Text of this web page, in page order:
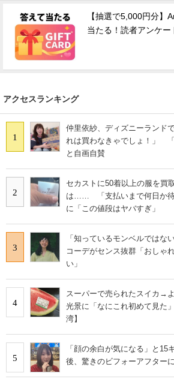
【抽選で5,000円分】
当たる！読者アンケー
アクセスランキング
1
仲里依紗、ディズニーランド
れは買わなきゃでしょ！」 「
と自画自賛
2
セカストに50着以上の服を買
は…… 「支払いまで何日か待
に「この値段はヤバすぎ」
3
「知っているモンベルではな
コーデがセンス抜群「おしゃ
い」
4
スーパーで売られたスイカ
光景に「なにこれ初めて見た
湾】
5
「顔の余白が気になる」と
後、驚きのビフォーアフター